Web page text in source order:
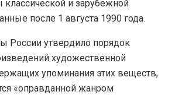
и зарубежной
после 1 августа 1990 года.
России утвердило порядок
художественной
упоминания этих веществ,
«оправданной жанром